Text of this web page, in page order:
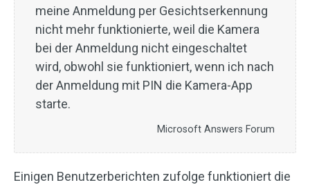
meine Anmeldung per Gesichtserkennung
nicht mehr funktionierte, weil die Kamera
bei der Anmeldung nicht eingeschaltet
wird, obwohl sie funktioniert, wenn ich nach
der Anmeldung mit PIN die Kamera-App
starte.
Microsoft Answers Forum
Einigen Benutzerberichten zufolge funktioniert die